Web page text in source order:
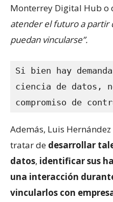
Monterrey Digital Hub o
atender el futuro a partir
puedan vincularse”.
Si bien hay
ciencia de datos,
compromiso de
Además, Luis
tratar de desarrollar
datos, identificar sus
una interacción
vincularlos con